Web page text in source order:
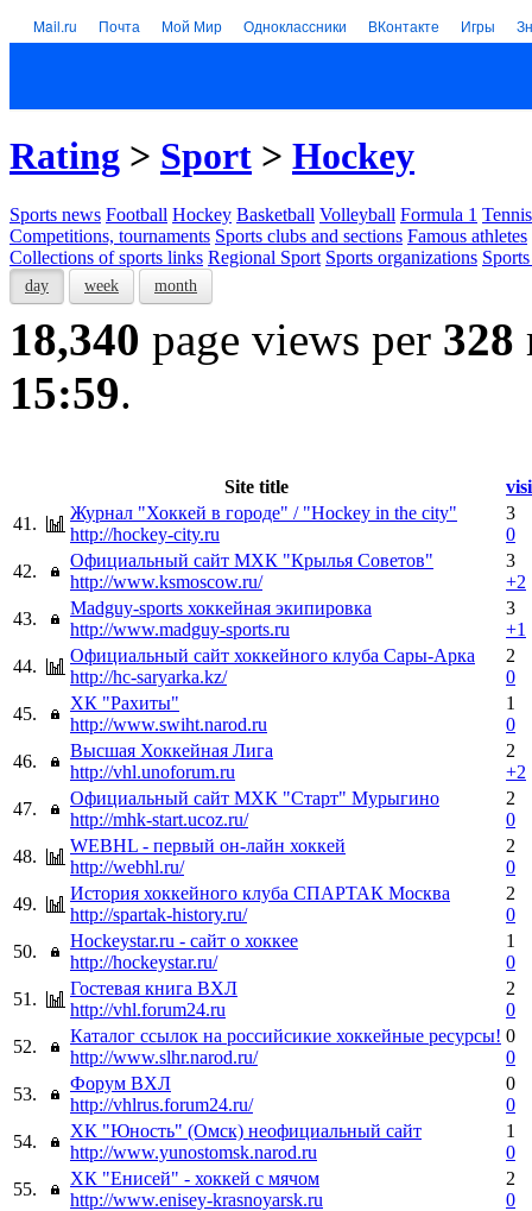
Mail.ru Почта Мой Мир Одноклассники ВКонтакте Игры
Rating > Sport > Hockey
Sports news Football Hockey Basketball Volleyball Formula 1 Tennis
Competitions, tournaments Sports clubs and sections Famous athletes
Collections of sports links Regional Sport Sports organizations
day week month
18,340 page views per 328
15:59.
Site title
41.
Журнал "Хоккей в городе" / "Hockey in the city"
http://hockey-city.ru
3
0
42.
Официальный сайт МХК "Крылья Советов"
http://www.ksmoscow.ru/
3
+2
43.
Madguy-sports хоккейная экипировка
http://www.madguy-sports.ru
3
+1
44.
Официальный сайт хоккейного клуба Сары-Арка
http://hc-saryarka.kz/
2
0
45.
ХК "Рахиты"
http://www.swiht.narod.ru
1
0
46.
Высшая Хоккейная Лига
http://vhl.unoforum.ru
2
+2
47.
Официальный сайт МХК "Старт" Мурыгино
http://mhk-start.ucoz.ru/
2
0
48.
WEBHL - первый он-лайн хоккей
http://webhl.ru/
2
0
49.
История хоккейного клуба СПАРТАК Москва
http://spartak-history.ru/
2
0
50.
Hockeystar.ru - сайт о хоккее
http://hockeystar.ru/
1
0
51.
Гостевая книга ВХЛ
http://vhl.forum24.ru
2
0
52.
Каталог ссылок на российсикие хоккейные ресурсы!
http://www.slhr.narod.ru/
0
0
53.
Форум ВХЛ
http://vhlrus.forum24.ru/
0
0
54.
ХК "Юность" (Омск) неофициальный сайт
http://www.yunostomsk.narod.ru
1
0
55.
ХК "Енисей" - хоккей с мячом
http://www.enisey-krasnoyarsk.ru
2
0